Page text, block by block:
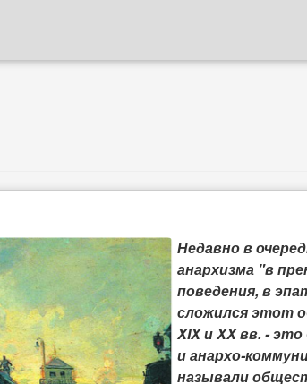
Недавно в
анархизма "в
поведения, в
сложился этот
XIX и XX вв. -
и анархо-
называли